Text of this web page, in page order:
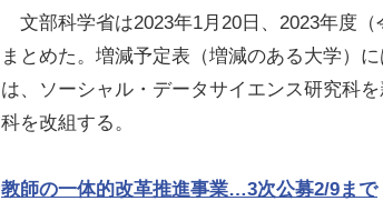
文部科学省は2023年1月20日、2023年度
まとめた。増減予定表（増減のある大学）
は、ソーシャル・データサイエンス研究科
科を改組する。
教師の一体的改革推進事業…3次公募2/9まで